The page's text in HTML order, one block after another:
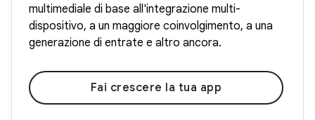
multimediale di base all'integrazione multi-
dispositivo, a un maggiore coinvolgimento, a una
generazione di entrate e altro ancora.
Fai crescere la tua app